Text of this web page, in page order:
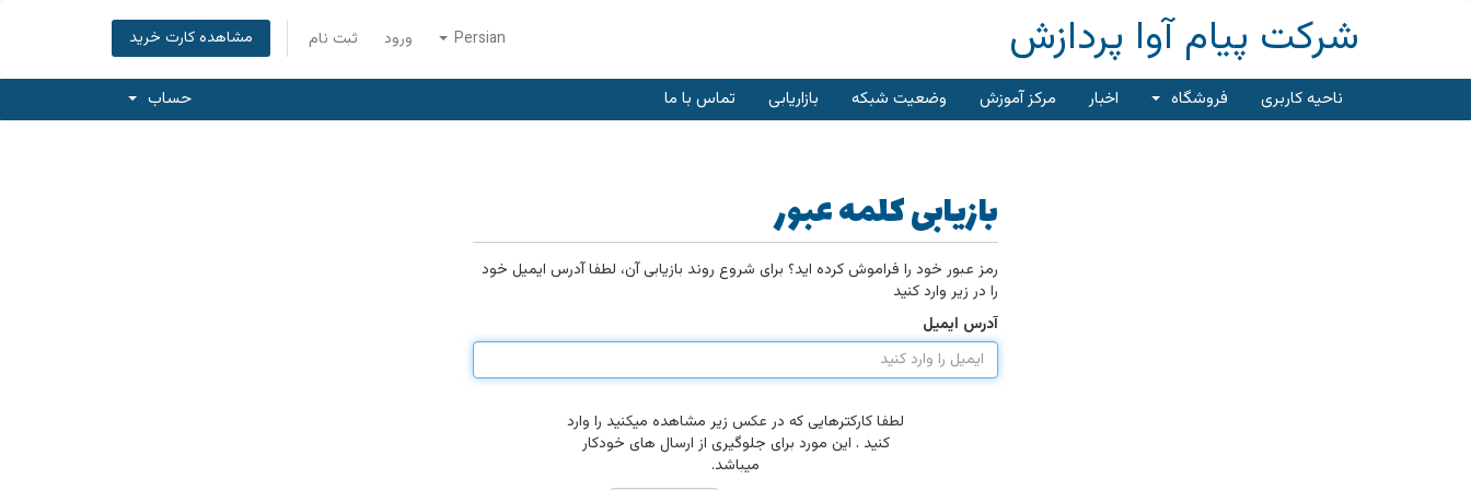
Persian ورود ثبت نام مشاهده کارت خرید شرکت پیام آوا پردازش
ناحیه کاربری فروشگاه اخبار مرکز آموزش وضعیت شبکه بازاریابی تماس با ما حساب
بازیابی کلمه عبور
رمز عبور خود را فراموش کرده اید؟ برای شروع روند بازیابی آن، لطفا آدرس ایمیل خود
را در زیر وارد کنید
آدرس ایمیل
لطفا کارکترهایی که در عکس زیر مشاهده میکنید را وارد
کنید . این مورد برای جلوگیری از ارسال های خودکار
میباشد.